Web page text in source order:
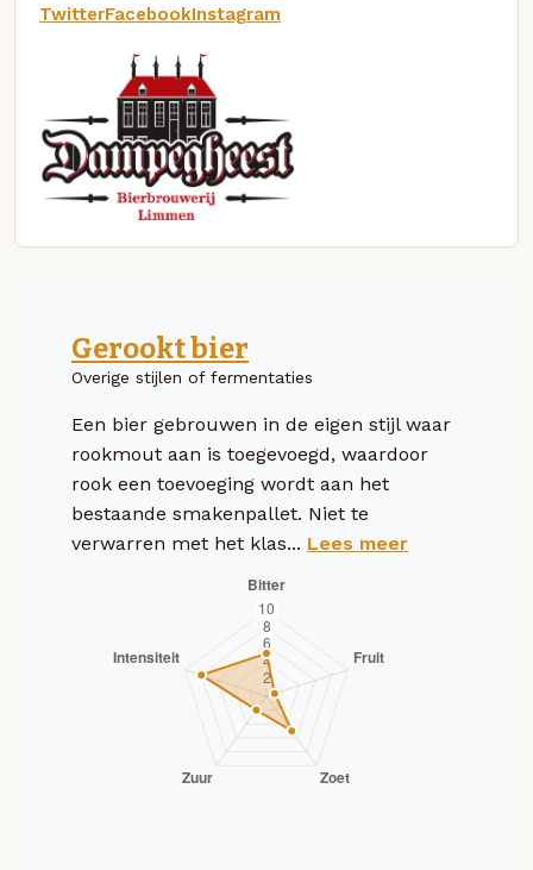
TwitterFacebookInstagram
Gerookt bier
Overige stijlen of fermentaties
Een bier gebrouwen in de eigen stijl waar
rookmout aan is toegevoegd, waardoor
rook een toevoeging wordt aan het
bestaande smakenpallet. Niet te
verwarren met het klas... Lees meer